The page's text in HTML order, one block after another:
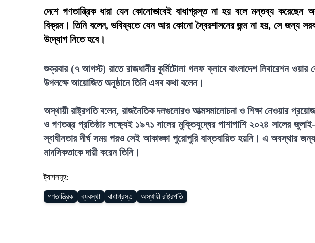
দেশে গণতান্ত্রিক ধারা যেন কোনোভাবেই বাধাগ্রস্ত না হয় বলে মন্তব্য করেছেন
বিক্রম। তিনি বলেন, ভবিষ্যতে যেন আর কোনো স্বৈরশাসনের জন্ম না হয়, সে জন্য
উদ্যোগ নিতে হবে।
শুক্রবার (৭ আগস্ট) রাতে রাজধানীর কুর্মিটোলা গলফ ক্লাবে বাংলাদেশ লিবারেশন
উপলক্ষে আয়োজিত অনুষ্ঠানে তিনি এসব কথা বলেন।
অস্থায়ী রাষ্ট্রপতি বলেন, রাজনৈতিক দলগুলোরও আত্মসমালোচনা ও শিক্ষা নেওয়ার
ও গণতন্ত্র প্রতিষ্ঠার লক্ষ্যেই ১৯৭১ সালের মুক্তিযুদ্ধের পাশাপাশি ২০২৪ সালের
স্বাধীনতার দীর্ঘ সময় পরও সেই আকাঙ্ক্ষা পুরোপুরি বাস্তবায়িত হয়নি। এ অবস্থার
মানসিকতাকে দায়ী করেন তিনি।
ট্যাগসমূহ:
গণতান্ত্রিক ব্যবস্থা বাধাগ্রস্ত অস্থায়ী রাষ্ট্রপতি